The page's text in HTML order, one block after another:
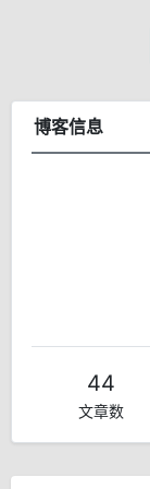
博客信息
44
文章数